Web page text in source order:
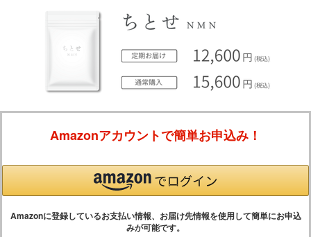
Amazonアカウントで簡単お申込み！
Amazonに登録しているお支払い情報、お届け先情報を使用して簡単にお申込
みが可能です。